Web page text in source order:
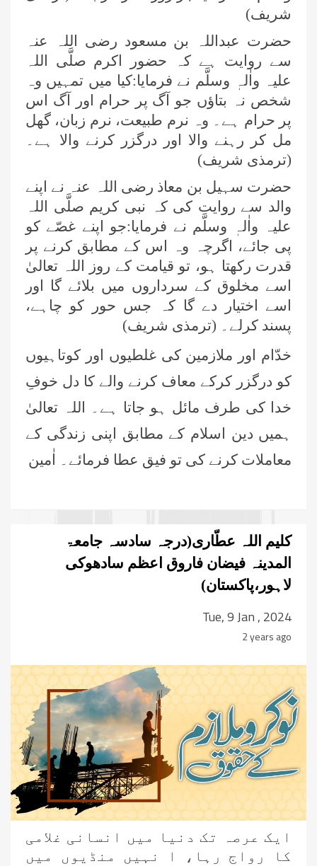
شریف)
حضرت عبداللہ بن مسعود رضی اللہ عنہ
سے روایت ہے کہ حضور اکرم صلَّی اللہ
علیہ واٰلہٖ وسلَّم نے فرمایا:کیا میں تمہیں وہ
شخص نہ بتاؤں جو آگ پر حرام اور آگ اس
پر حرام ہے۔ وہ نرم طبیعت، نرم زبان، گھل
مل کر رہنے والا اور درگزر کرنے والا ہے۔
(ترمذی شریف)
حضرت سہیل بن معاذ رضی اللہ عنہ نے اپنے
والد سے روایت کی کہ نبی کریم صلَّی اللہ
علیہ واٰلہٖ وسلَّم نے فرمایا:جو اپنے غصّے کو
پی جائے، اگرچہ وہ اس کے مطابق کرنے پر
قدرت رکھتا ہو، تو قیامت کے روز اللہ تعالیٰ
اسے مخلوق کے سرداروں میں بلائے گا اور
اسے اختیار دے گا کہ جس حور کو چاہے،
پسند کرلے۔ (ترمذی شریف)
خدّام اور ملازمین کی غلطیوں اور کوتاہیوں
کو درگزر کرکے معاف کرنے والے کا دل خوفِ
خدا کی طرف مائل ہو جاتا ہے۔ اللہ تعالیٰ
ہمیں دین اسلام کے مطابق اپنی زندگی کے
معاملات کرنے کی تو فیق عطا فرمائے۔ اٰمین
کلیم اللہ عطّاری(درجہ سادسہ جامعۃ
المدینہ فیضان فاروق اعظم سادھوکی
لاہور،پاکستان)
Tue, 9 Jan , 2024
2 years ago
ایک عرصہ تک دنیا میں انسانی غلامی
کا رواج رہا، ا نہیں منڈیوں میں